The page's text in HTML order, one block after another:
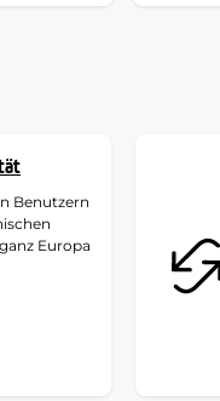
Benutzern
Europa